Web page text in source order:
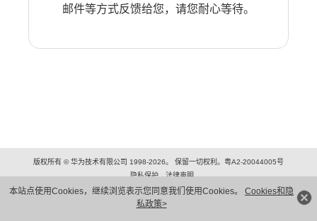
本站点使用Cookies，继续浏览表示您同意我们使用Cookies。 Cookies和隐
私政策>
邮件等方式反馈给您，请您耐心等待。
版权所有 © 华为技术有限公司 1998-2026。 保留一切权利。粤A2-20044005号
隐私保护
法律声明